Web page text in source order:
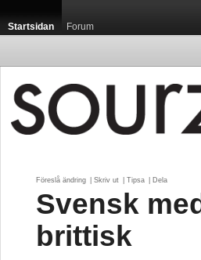
Startsidan Forum
Föreslå ändring Skriv ut Tipsa Dela
Svensk
brittisk